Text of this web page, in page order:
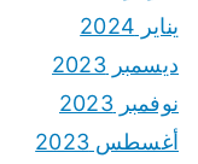
يناير 2024
ديسمبر 2023
نوفمبر 2023
أغسطس 2023